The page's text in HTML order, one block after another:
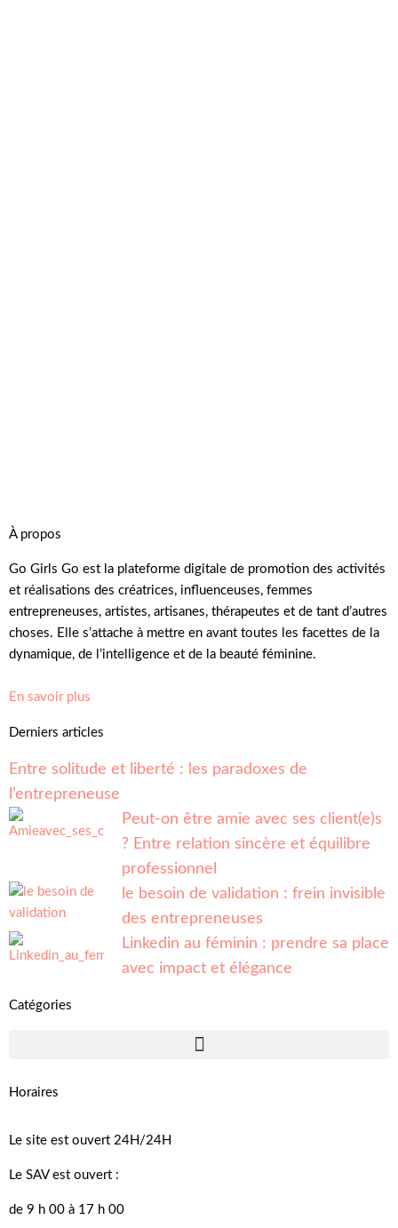
À propos
Go Girls Go est la plateforme digitale de promotion des activités
et réalisations des créatrices, influenceuses, femmes
entrepreneuses, artistes, artisanes, thérapeutes et de tant d’autres
choses. Elle s’attache à mettre en avant toutes les facettes de la
dynamique, de l’intelligence et de la beauté féminine.
En savoir plus
Derniers articles
Entre solitude et liberté : les paradoxes de
l’entrepreneuse
Peut-on être amie avec ses client(e)s
? Entre relation sincère et équilibre
professionnel
le besoin de validation : frein invisible
des entrepreneuses
Linkedin au féminin : prendre sa place
avec impact et élégance
Catégories
Horaires
Le site est ouvert 24H/24H
Le SAV est ouvert :
de 9 h 00 à 17 h 00